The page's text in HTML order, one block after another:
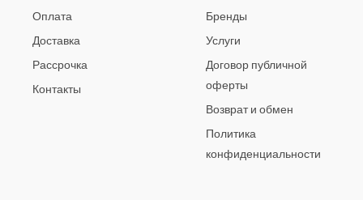
Оплата
Доставка
Рассрочка
Контакты
Бренды
Услуги
Договор публичной
оферты
Возврат и обмен
Политика
конфиденциальности